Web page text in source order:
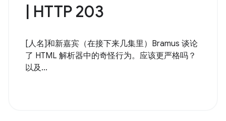
| HTTP 203
[人名]和新嘉宾（在接下来几集里）Bramus 谈论
了 HTML 解析器中的奇怪行为。应该更严格吗？
以及...